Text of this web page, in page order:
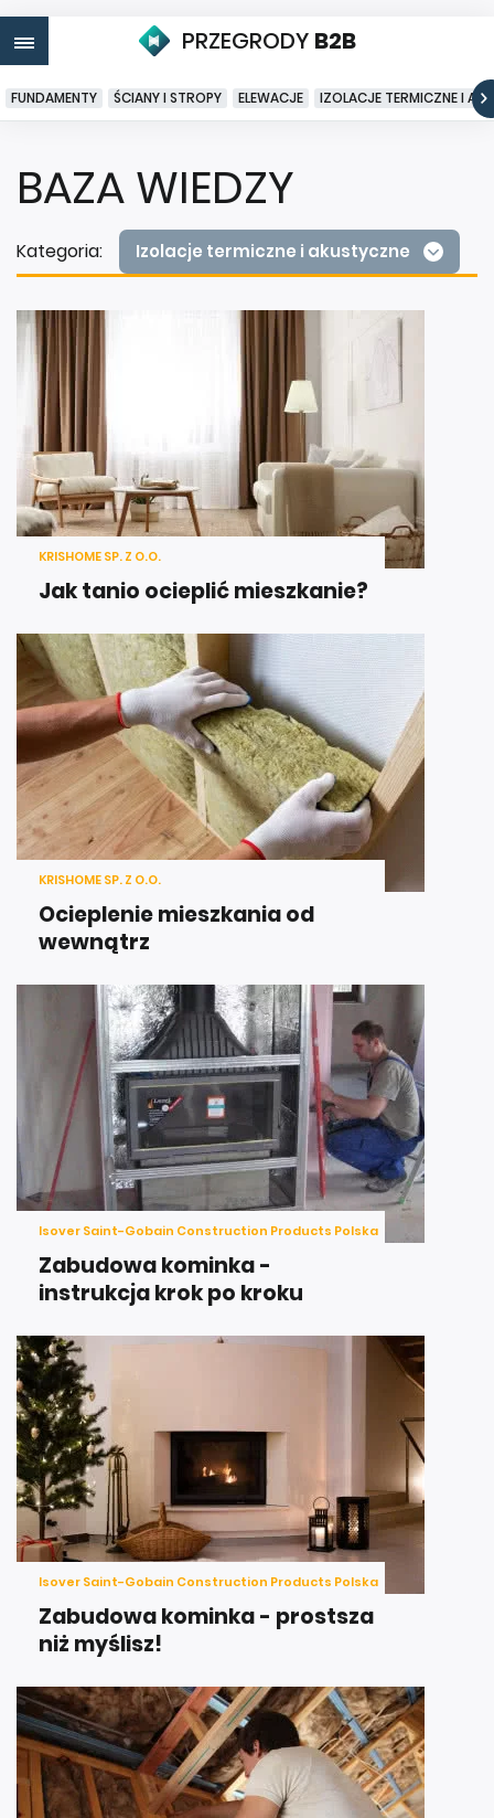
PRZEGRODY B2B
FUNDAMENTY ŚCIANY I STROPY ELEWACJE IZOLACJE TERMICZNE I
BAZA WIEDZY
Kategoria: Izolacje termiczne i akustyczne
KRISHOME SP. Z O.O.
Jak tanio ocieplić mieszkanie?
KRISHOME SP. Z O.O.
Ocieplenie mieszkania od
wewnątrz
Isover Saint-Gobain Construction Products Polska
Zabudowa kominka -
instrukcja krok po kroku
Isover Saint-Gobain Construction Products Polska
Zabudowa kominka - prostsza
niż myślisz!